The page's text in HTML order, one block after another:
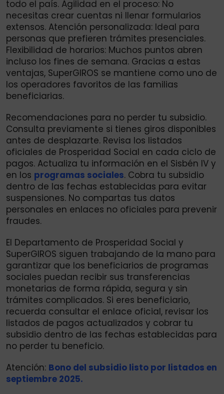
todo el país. Agilidad en el proceso: No
necesitas crear cuentas ni llenar formularios
extensos. Atención personalizada: Ideal para
personas que prefieren trámites presenciales.
Flexibilidad de horarios: Muchos puntos abren
incluso los fines de semana. Gracias a estas
ventajas, SuperGIROS se mantiene como uno de
los operadores favoritos de las familias
beneficiarias.
Recomendaciones para no perder tu subsidio.
Consulta previamente si tienes giros disponibles
antes de desplazarte. Revisa los listados
oficiales de Prosperidad Social en cada ciclo de
pagos. Actualiza tu información en el Sisbén IV y
en los programas sociales. Cobra tu subsidio
dentro de las fechas establecidas para evitar
suspensiones. No compartas tus datos
personales en enlaces no oficiales para prevenir
fraudes.
El Departamento de Prosperidad Social y
SuperGIROS siguen trabajando de la mano para
garantizar que los beneficiarios de programas
sociales puedan recibir sus transferencias
monetarias de forma rápida, segura y sin
trámites complicados. Si eres beneficiario,
recuerda consultar el enlace oficial, revisar los
listados de pagos actualizados y cobrar tu
subsidio dentro de las fechas establecidas para
no perder tu beneficio.
Atención: Bono del subsidio listo por listados en
septiembre 2025.